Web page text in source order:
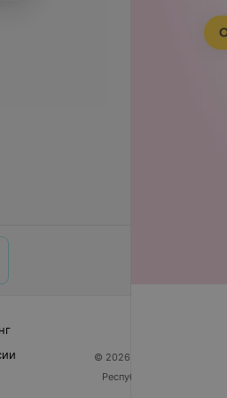
© 2026 ООО «Артокс Лаб»,
Республика Беларусь, г.